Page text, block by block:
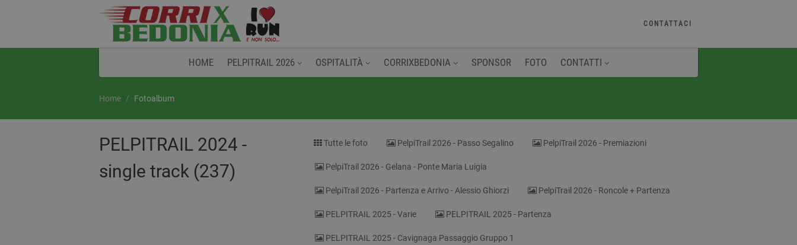
CONTATTACI
HOME PELPITRAIL 2026 OSPITALITÀ CORRIXBEDONIA SPONSOR FOTO CONTATTI
Home Fotoalbum
PELPITRAIL 2024 -
single track (237)
Tutte le foto PelpiTrail 2026 - Passo Segalino PelpiTrail 2026 - Premiazioni
PelpiTrail 2026 - Gelana - Ponte Maria Luigia
PelpiTrail 2026 - Partenza e Arrivo - Alessio Ghiorzi PelpiTrail 2026 - Roncole + Partenza
PELPITRAIL 2025 - Varie PELPITRAIL 2025 - Partenza
PELPITRAIL 2025 - Cavignaga Passaggio Gruppo 1